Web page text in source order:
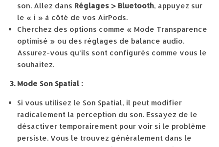
son. Allez dans Réglages > Bluetooth, appuyez sur
le « i » à côté de vos AirPods.
Cherchez des options comme « Mode Transparence
optimisé » ou des réglages de balance audio.
Assurez-vous qu’ils sont configurés comme vous le
souhaitez.
3. Mode Son Spatial :
Si vous utilisez le Son Spatial, il peut modifier
radicalement la perception du son. Essayez de le
désactiver temporairement pour voir si le problème
persiste. Vous le trouvez généralement dans le